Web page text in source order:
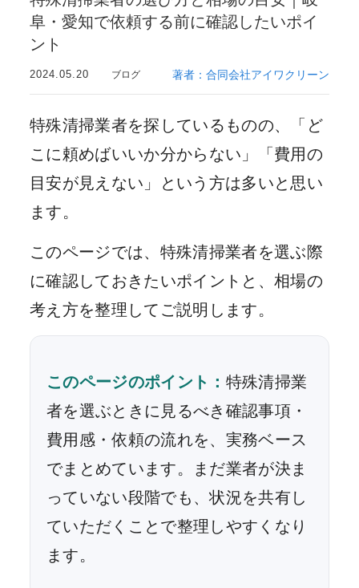
阜・愛知で依頼する前に確認したいポイ
ント
2024.05.20 ブログ 著者：合同会社アイワクリーン
特殊清掃業者を探しているものの、「ど
こに頼めばいいか分からない」「費用の
目安が見えない」という方は多いと思い
ます。
このページでは、特殊清掃業者を選ぶ際
に確認しておきたいポイントと、相場の
考え方を整理してご説明します。
このページのポイント： 特殊清掃業
者を選ぶときに見るべき確認事項・
費用感・依頼の流れを、実務ベース
でまとめています。まだ業者が決ま
っていない段階でも、状況を共有し
ていただくことで整理しやすくなり
ます。